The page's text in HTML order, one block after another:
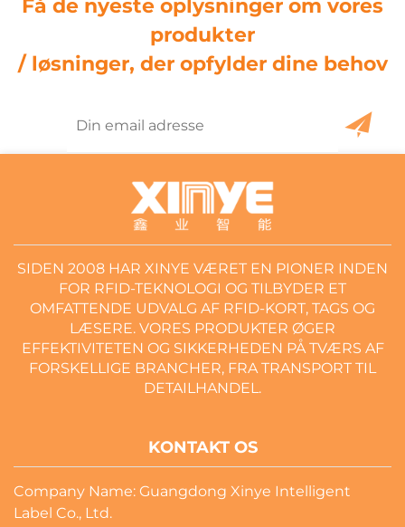
Få de nyeste oplysninger om vores
produkter
/ løsninger, der opfylder dine behov
SIDEN 2008 HAR XINYE VÆRET EN PIONER INDEN
FOR RFID-TEKNOLOGI OG TILBYDER ET
OMFATTENDE UDVALG AF RFID-KORT, TAGS OG
LÆSERE. VORES PRODUKTER ØGER
EFFEKTIVITETEN OG SIKKERHEDEN PÅ TVÆRS AF
FORSKELLIGE BRANCHER, FRA TRANSPORT TIL
DETAILHANDEL.
KONTAKT OS
Company Name: Guangdong Xinye Intelligent
Label Co., Ltd.